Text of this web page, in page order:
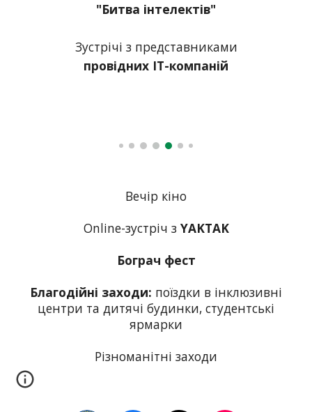
"Битва інтелектів"
Зустрічі з представниками
провідних ІТ-компаній
Вечір кіно
Оnline-зустріч з YAKTAK
Бограч фест
Благодійні заходи: поїздки в інклюзивні
центри та дитячі будинки, студентські
ярмарки
Різноманітні заходи